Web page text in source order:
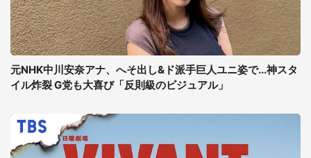
元NHK中川安奈アナ、へそ出し&ド派手巨人ユニ姿で...神スタ
イル炸裂 G党も大喜び「反則級のビジュアル」